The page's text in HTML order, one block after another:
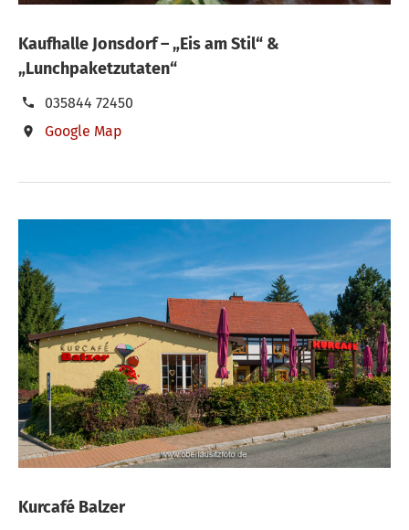
Kaufhalle Jonsdorf – „Eis am Stil“ &
„Lunchpaketzutaten“
035844 72450
Google Map
Kurcafé Balzer